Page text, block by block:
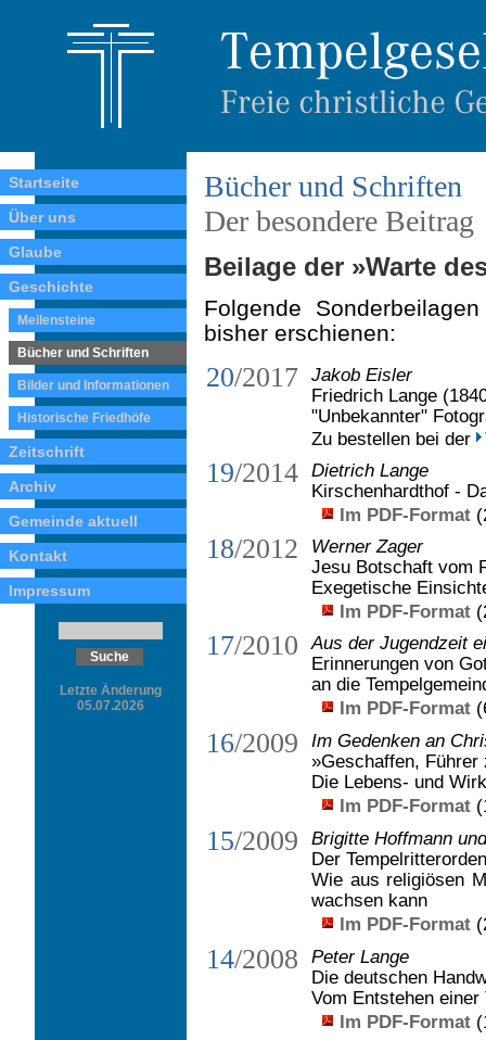
Startseite
Über uns
Glaube
Geschichte
Meilensteine
Bücher und Schriften
Bilder und Informationen
Historische Friedhöfe
Zeitschrift
Archiv
Gemeinde aktuell
Kontakt
Impressum
Letzte Änderung
05.07.2026
Bücher und Schriften
Der besondere Beitrag
Beilage der »Warte
Folgende
bisher erschienen:
20/2017 Jakob Eisler
Friedrich Lange
"Unbekannter"
Zu bestellen bei der
19/2014 Dietrich Lange
Kirschenhardthof -
Im PDF-Format
18/2012
Werner Zager
Jesu Botschaft vom
Exegetische
Im PDF-Format
17/2010
Aus der Jugendzeit
Erinnerungen von
an die
Im PDF-Format
16/2009
Im Gedenken an
»Geschaffen, Führer
Die Lebens- und
Im PDF-Format
15/2009
Brigitte Hoffmann
Der
Wie aus religiösen
wachsen kann
Im PDF-Format
14/2008
Peter Lange
Die deutschen
Vom Entstehen
Im PDF-Format